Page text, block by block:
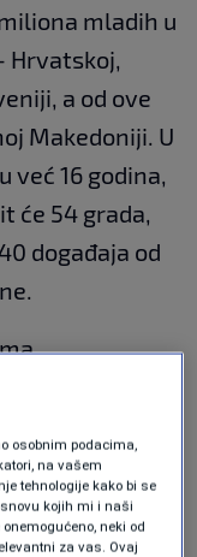
mladih u
Hrvatskoj,
a od ove
Makedoniji. U
16 godina,
će 54 grada,
događaja od
u
Projekat se
osobnim podacima,
na vašem
tehnologije kako bi se
kojih mi i naši
neki od
za vas. Ovaj